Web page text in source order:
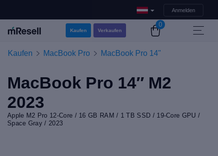
Anmelden
Kaufen Verkaufen
0
Kaufen MacBook Pro MacBook Pro 14"
MacBook Pro 14″ M2
2023
Apple M2 Pro 12-Core / 16 GB RAM / 1 TB SSD / 19-Core GPU /
Space Gray / 2023